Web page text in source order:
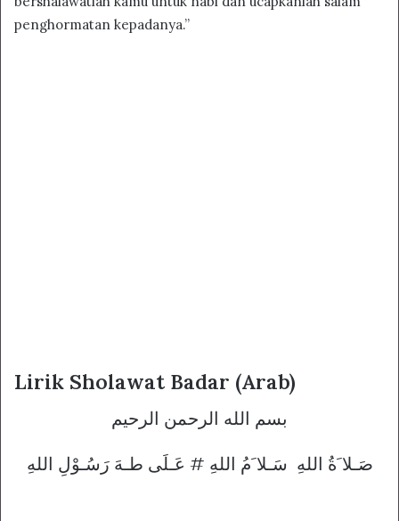
penghormatan kepadanya.”
Lirik Sholawat Badar (Arab)
بسم الله الرحمن الرحيم
صَـلا َةُ اللهِ سَـلا َمُ اللهِ # عَـلَى طـهَ رَسُـوْلِ اللهِ